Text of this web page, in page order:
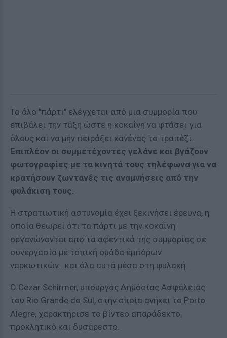
Το όλο "πάρτι" ελέγχεται από μια συμμορία που
επιβάλει την τάξη ώστε η κοκαΐνη να φτάσει για
όλους και να μην πειράξει κανένας το τραπέζι.
Επιπλέον οι συμμετέχοντες γελάνε και βγάζουν
φωτογραφίες με τα κινητά τους τηλέφωνα για να
κρατήσουν ζωντανές τις αναμνήσεις από την
φυλάκιση τους.
Η στρατιωτική αστυνομία έχει ξεκινήσει έρευνα, η
οποία θεωρεί ότι τα πάρτι με την κοκαΐνη
οργανώνονται από τα αφεντικά της συμμορίας σε
συνεργασία με τοπική ομάδα εμπόρων
ναρκωτικών...και όλα αυτά μέσα στη φυλακή.
Ο Cezar Schirmer, υπουργός Δημόσιας Ασφάλειας
του Rio Grande do Sul, στην οποία ανήκει το Porto
Alegre, χαρακτήρισε το βίντεο απαράδεκτο,
προκλητικό και δυσάρεστο.